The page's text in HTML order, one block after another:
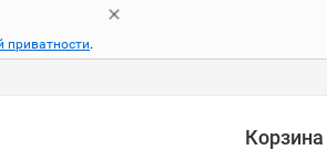
приватности.
Корзина